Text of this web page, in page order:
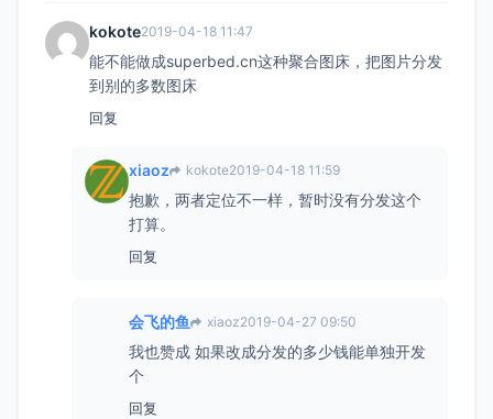
kokote2019-04-18 11:47
能不能做成superbed.cn这种聚合图床，把图片分发
到别的多数图床
回复
xiaoz kokote2019-04-18 11:59
抱歉，两者定位不一样，暂时没有分发这个
打算。
回复
会飞的鱼 xiaoz2019-04-27 09:50
我也赞成 如果改成分发的多少钱能单独开发
个
回复